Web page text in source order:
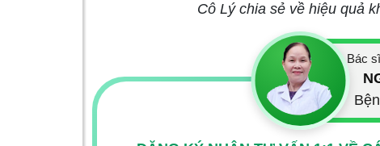
Cô Lý chia sẻ về hiệu quả
Bác